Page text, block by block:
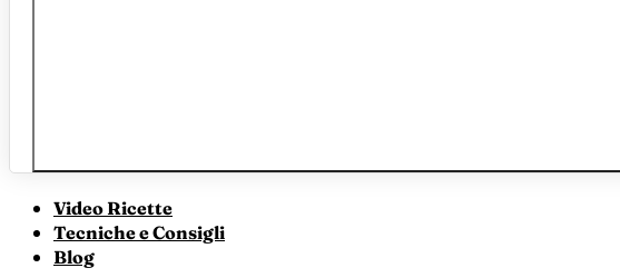
Video Ricette
Tecniche e Consigli
Blog